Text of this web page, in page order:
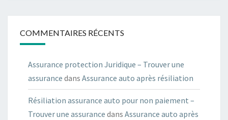
COMMENTAIRES RÉCENTS
Assurance protection Juridique – Trouver une
assurance dans Assurance auto après résiliation
Résiliation assurance auto pour non paiement –
Trouver une assurance dans Assurance auto après